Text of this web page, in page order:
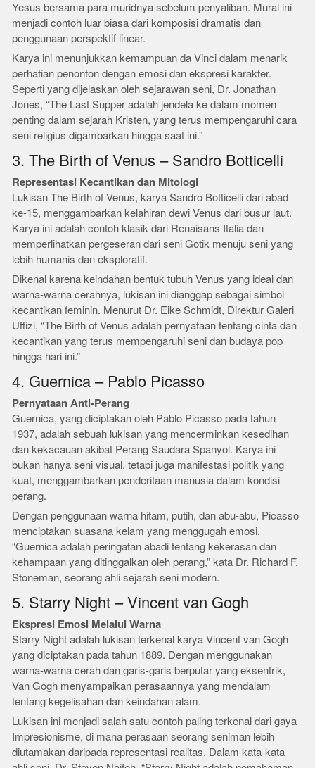
Yesus bersama para muridnya sebelum penyaliban. Mural ini
menjadi contoh luar biasa dari komposisi dramatis dan
penggunaan perspektif linear.
Karya ini menunjukkan kemampuan da Vinci dalam menarik
perhatian penonton dengan emosi dan ekspresi karakter.
Seperti yang dijelaskan oleh sejarawan seni, Dr. Jonathan
Jones, “The Last Supper adalah jendela ke dalam momen
penting dalam sejarah Kristen, yang terus mempengaruhi cara
seni religius digambarkan hingga saat ini.”
3. The Birth of Venus – Sandro Botticelli
Representasi Kecantikan dan Mitologi
Lukisan The Birth of Venus, karya Sandro Botticelli dari abad
ke-15, menggambarkan kelahiran dewi Venus dari busur laut.
Karya ini adalah contoh klasik dari Renaisans Italia dan
memperlihatkan pergeseran dari seni Gotik menuju seni yang
lebih humanis dan eksploratif.
Dikenal karena keindahan bentuk tubuh Venus yang ideal dan
warna-warna cerahnya, lukisan ini dianggap sebagai simbol
kecantikan feminin. Menurut Dr. Eike Schmidt, Direktur Galeri
Uffizi, “The Birth of Venus adalah pernyataan tentang cinta dan
kecantikan yang terus mempengaruhi seni dan budaya pop
hingga hari ini.”
4. Guernica – Pablo Picasso
Pernyataan Anti-Perang
Guernica, yang diciptakan oleh Pablo Picasso pada tahun
1937, adalah sebuah lukisan yang mencerminkan kesedihan
dan kekacauan akibat Perang Saudara Spanyol. Karya ini
bukan hanya seni visual, tetapi juga manifestasi politik yang
kuat, menggambarkan penderitaan manusia dalam kondisi
perang.
Dengan penggunaan warna hitam, putih, dan abu-abu, Picasso
menciptakan suasana kelam yang menggugah emosi.
“Guernica adalah peringatan abadi tentang kekerasan dan
kehampaan yang ditinggalkan oleh perang,” kata Dr. Richard F.
Stoneman, seorang ahli sejarah seni modern.
5. Starry Night – Vincent van Gogh
Ekspresi Emosi Melalui Warna
Starry Night adalah lukisan terkenal karya Vincent van Gogh
yang diciptakan pada tahun 1889. Dengan menggunakan
warna-warna cerah dan garis-garis berputar yang eksentrik,
Van Gogh menyampaikan perasaannya yang mendalam
tentang kegelisahan dan keindahan alam.
Lukisan ini menjadi salah satu contoh paling terkenal dari gaya
Impresionisme, di mana perasaan seorang seniman lebih
diutamakan daripada representasi realitas. Dalam kata-kata